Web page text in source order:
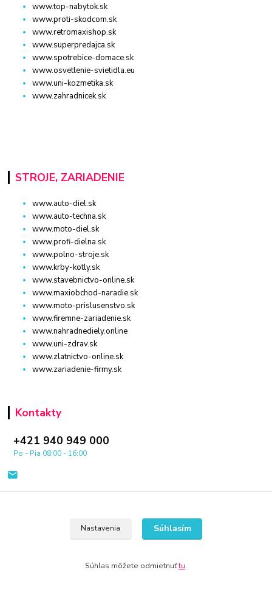
www.top-nabytok.sk
www.proti-skodcom.sk
www.retromaxishop.sk
www.superpredajca.sk
www.spotrebice-domace.sk
www.osvetlenie-svietidla.eu
www.uni-kozmetika.sk
www.zahradnicek.sk
STROJE, ZARIADENIE
www.auto-diel.sk
www.auto-techna.sk
www.moto-diel.sk
www.profi-dielna.sk
www.polno-stroje.sk
www.krby-kotly.sk
www.stavebnictvo-online.sk
www.maxiobchod-naradie.sk
www.moto-prislusenstvo.sk
www.firemne-zariadenie.sk
www.nahradnediely.online
www.uni-zdrav.sk
www.zlatnictvo-online.sk
www.zariadenie-firmy.sk
Kontakty
+421 940 949 000
Po - Pia 08:00 - 16:00
© 2024 Všetky práva vyhradené KAMENIK.SK
Nastavenia Súhlasím
Súhlas môžete odmietnuťtu.